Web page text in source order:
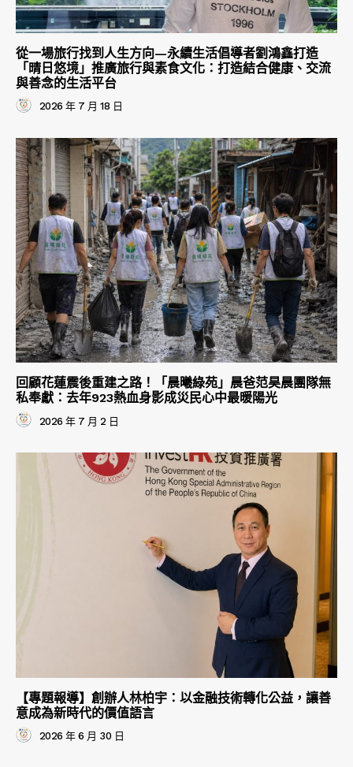
從一場旅行找到人生方向—永續生活倡導者劉鴻鑫打造
「晴日悠境」推廣旅行與素食文化：打造結合健康、交流
與善念的生活平台
2026 年 7 月 18 日
回顧花蓮震後重建之路！「晨曦綠苑」晨爸范昊晨團隊無
私奉獻：去年923熱血身影成災民心中最暖陽光
2026 年 7 月 2 日
【專題報導】創辦人林柏宇：以金融技術轉化公益，讓善
意成為新時代的價值語言
2026 年 6 月 30 日